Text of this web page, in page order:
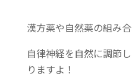
漢方薬や自然薬の組み合
自律神経を自然に調節
りますよ！